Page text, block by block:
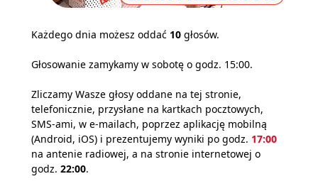
Każdego dnia możesz oddać 10 głosów.
Głosowanie zamykamy w sobotę o godz. 15:00.
Zliczamy Wasze głosy oddane na tej stronie,
telefonicznie, przysłane na kartkach pocztowych,
SMS-ami, w e-mailach, poprzez aplikację mobilną
(Android, iOS) i prezentujemy wyniki po godz. 17:00
na antenie radiowej, a na stronie internetowej o
godz. 22:00.